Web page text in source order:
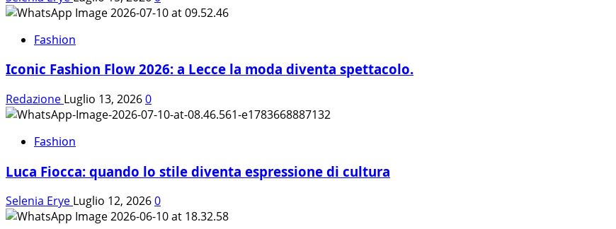
la
nutrizionista
Serena
Gazzoli
Fashion
Iconic Fashion Flow 2026: a Lecce la moda diventa spettacolo.
Redazione Luglio 13, 20260
Fashion
Luca Fiocca: quando lo stile diventa espressione di cultura
Selenia Erye Luglio 12, 20260